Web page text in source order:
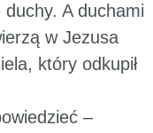
A duchami
w Jezusa
który odkupił
–